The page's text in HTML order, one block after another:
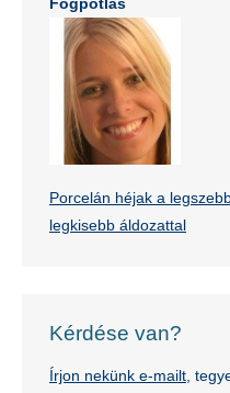
Porcelán héjak a
legkisebb áldozattal
Kérdése van?
Írjon nekünk e-mailt ,